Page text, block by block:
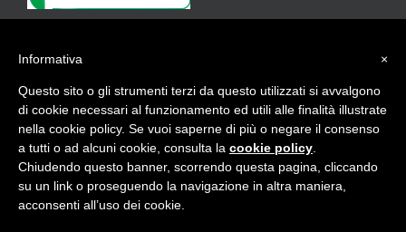
ISCRIVITI ALLA NEWSLETTER
Copyright 2017 Beauty Contract - credits
Instagram
×
Informativa
Questo sito o gli strumenti terzi da questo utilizzati si avvalgono
di cookie necessari al funzionamento ed utili alle finalità illustrate
nella cookie policy. Se vuoi saperne di più o negare il consenso
a tutti o ad alcuni cookie, consulta la cookie policy
Chiudendo questo banner, scorrendo questa pagina, cliccando
su un link o proseguendo la navigazione in altra maniera,
acconsenti all’uso dei cookie.